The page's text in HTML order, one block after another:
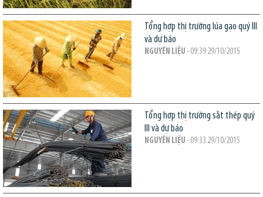
Tổng hợp thị trường lúa gạo quý III
và dự báo
NGUYÊN LIỆU - 09:39 29/10/2015
Tổng hợp thị trường sắt thép quý
III và dự báo
NGUYÊN LIỆU - 09:33 29/10/2015